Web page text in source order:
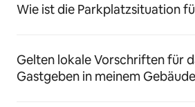
Wie ist die Parkplatzsituation
Gelten lokale Vorschriften für
Gastgeben in meinem